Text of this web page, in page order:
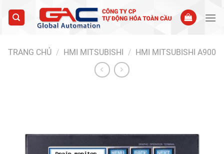
TRANG CHỦ / HMI MITSUBISHI / HMI MITSUBISHI A900